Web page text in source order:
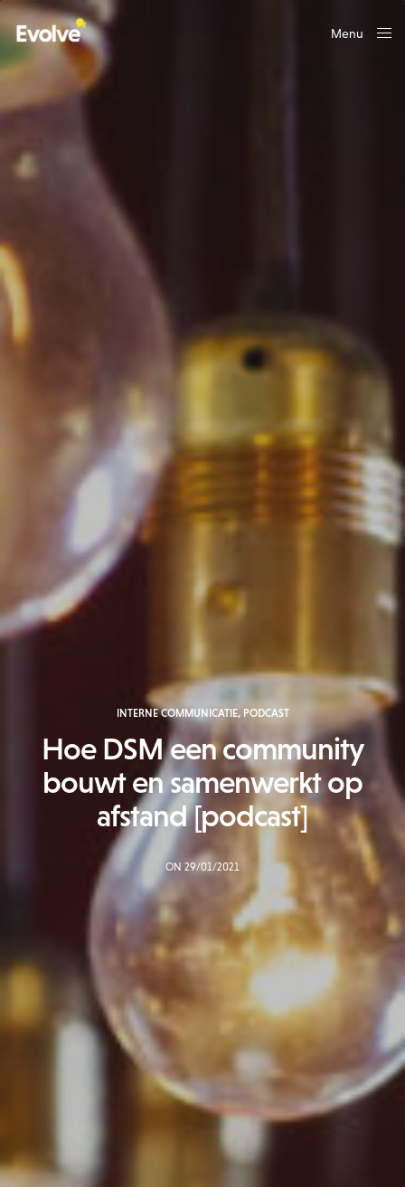
Menu
INTERNE COMMUNICATIE, PODCAST
Hoe DSM een community
bouwt en samenwerkt op
afstand [podcast]
ON 29/01/2021